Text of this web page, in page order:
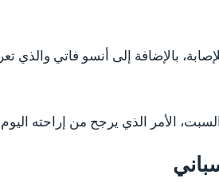
بالإضافة إلى أنسو فاتي والذي
الأمر الذي يرجح من إراحته اليوم